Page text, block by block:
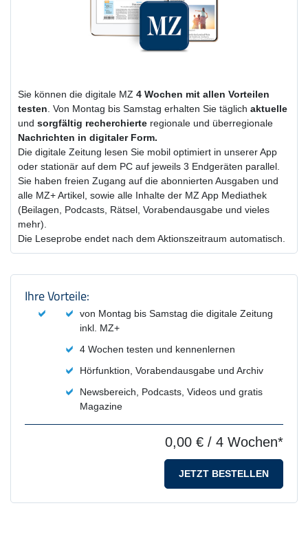
Sie können die digitale MZ 4 Wochen mit allen Vorteilen
testen. Von Montag bis Samstag erhalten Sie täglich aktuelle
und sorgfältig recherchierte regionale und überregionale
Nachrichten in digitaler Form.
Die digitale Zeitung lesen Sie mobil optimiert in unserer App
oder stationär auf dem PC auf jeweils 3 Endgeräten parallel.
Sie haben freien Zugang auf die abonnierten Ausgaben und
alle MZ+ Artikel, sowie alle Inhalte der MZ App Mediathek
(Beilagen, Podcasts, Rätsel, Vorabendausgabe und vieles
mehr).
Die Leseprobe endet nach dem Aktionszeitraum automatisch.
Produktzusammenfassung und
Ihre Vorteile:
von Montag bis Samstag die digitale Zeitung
inkl. MZ+
4 Wochen testen und kennenlernen
Hörfunktion, Vorabendausgabe und Archiv
Newsbereich, Podcasts, Videos und gratis
Magazine
0,00 € / 4 Wochen*
JETZT BESTELLEN